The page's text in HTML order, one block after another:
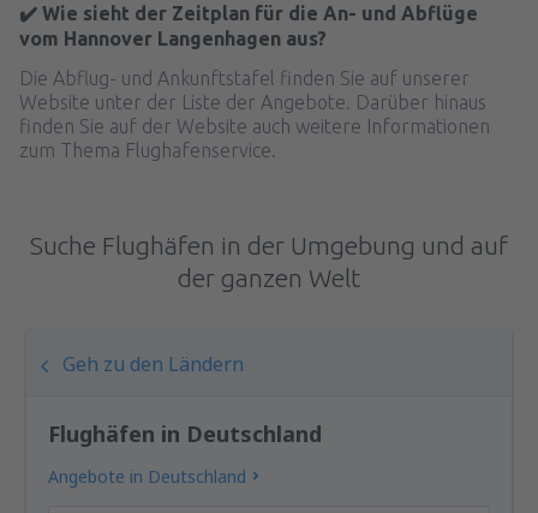
✔️ Wie sieht der Zeitplan für die An- und Abflüge
vom Hannover Langenhagen aus?
Die Abflug- und Ankunftstafel finden Sie auf unserer
Website unter der Liste der Angebote. Darüber hinaus
finden Sie auf der Website auch weitere Informationen
zum Thema Flughafenservice.
Suche Flughäfen in der Umgebung und auf
der ganzen Welt
Geh zu den Ländern
Flughäfen in Deutschland
Angebote in Deutschland